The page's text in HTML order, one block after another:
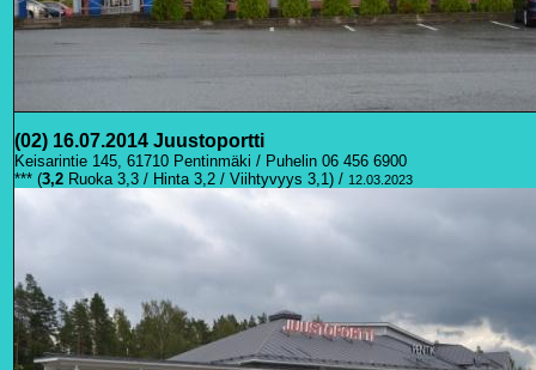
(02) 16.07.2014 Juustoportti
Keisarintie 145, 61710 Pentinmäki / Puhelin 06 456 6900
*** (3,2 Ruoka 3,3 / Hinta 3,2 / Viihtyvyys 3,1) / 12.03.2023